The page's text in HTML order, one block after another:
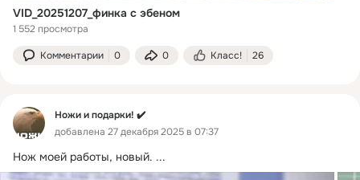
VID_20251207_финка с эбеном
1 552 просмотра
Комментарии 0 0 Класс! 26
Ножи и подарки! ✔️
добавлена 27 декабря 2025 в 07:37
Нож моей работы, новый. ...